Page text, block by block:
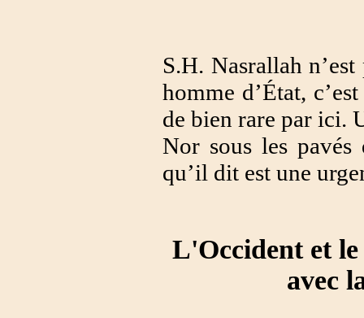
S.H. Nasrallah
homme d’État,
de bien rare par ici.
Nor sous les pavés
qu’il dit est une
L'Occident et
avec